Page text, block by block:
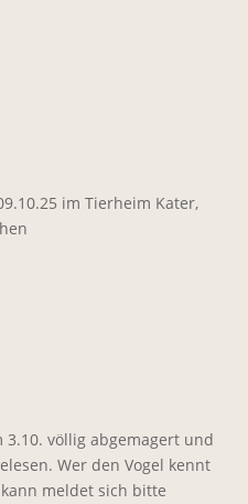
im Tierheim Kater,
völlig abgemagert und
Wer den Vogel kennt
meldet sich bitte